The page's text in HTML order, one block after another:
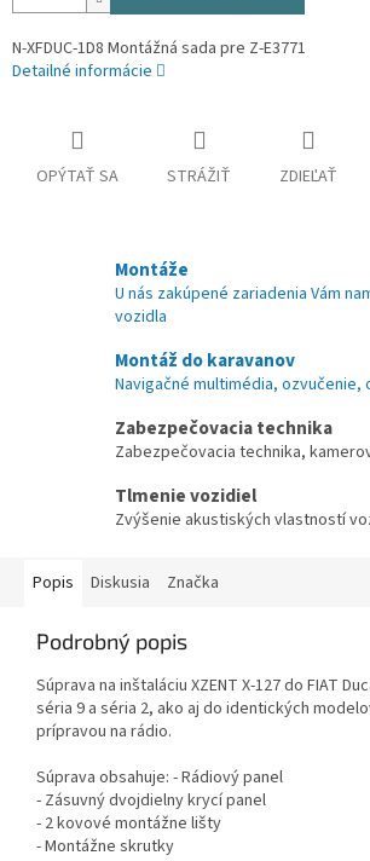
N-XFDUC-1D8 Montážná sada pre Z-E3771
Detailné informácie
OPÝTAŤ SA STRÁŽIŤ ZDIEĽAŤ
Montáže
U nás zakúpené zariadenia Vám
vozidla
Montáž do karavanov
Navigačné multimédia, ozvučenie,
Zabezpečovacia technika
Zabezpečovacia technika,
Tlmenie vozidiel
Zvýšenie akustiských vlastností
Popis Diskusia Značka
Podrobný popis
Súprava na inštaláciu XZENT X-127 do FIAT
séria 9 a séria 2, ako aj do identických
prípravou na rádio.
Súprava obsahuje: - Rádiový panel
- Zásuvný dvojdielny krycí panel
- 2 kovové montážne lišty
- Montážne skrutky